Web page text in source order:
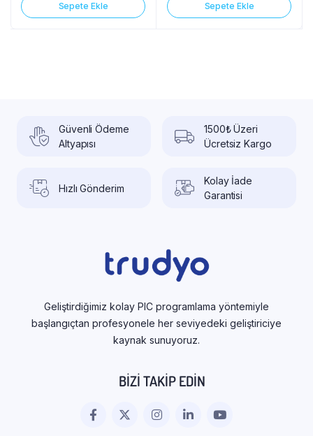
Sepete Ekle Sepete Ekle
Güvenli Ödeme
Altyapısı
1500₺ Üzeri
Ücretsiz Kargo
Hızlı Gönderim
Kolay İade
Garantisi
Geliştirdiğimiz kolay PIC programlama yöntemiyle
başlangıçtan profesyonele her seviyedeki geliştiriciye
kaynak sunuyoruz.
BIZI TAKIP EDIN